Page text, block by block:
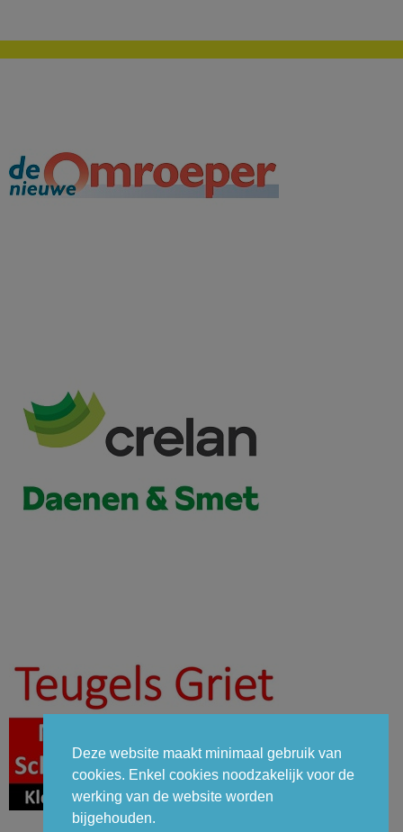
Deze website maakt minimaal gebruik van
cookies. Enkel cookies noodzakelijk voor de
werking van de website worden
bijgehouden.